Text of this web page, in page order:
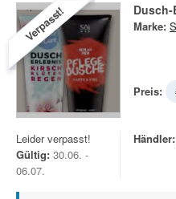
Verpasst! Marke:
Preis:
Leider verpasst!
Gültig: 30.06. -
06.07.
Händler: